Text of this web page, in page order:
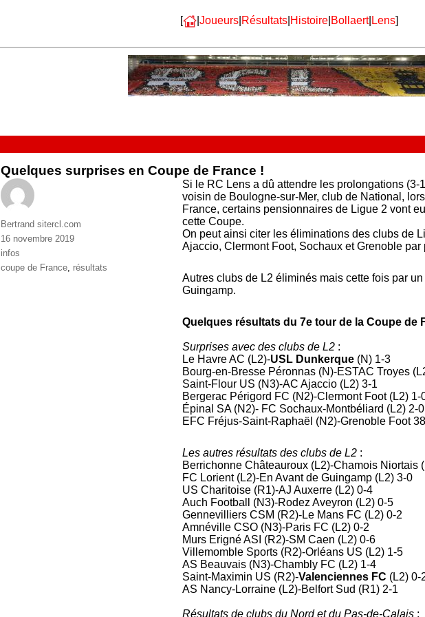
[ | Joueurs| Résultats| Histoire| Bollaert| Lens]
Quelques surprises en Coupe de France !
Si le RC Lens a dû attendre les prolongations (3-
voisin de Boulogne-sur-Mer, club de National,
France, certains pensionnaires de Ligue 2 vont
cette Coupe.
On peut ainsi citer les éliminations des clubs de
Ajaccio, Clermont Foot, Sochaux et Grenoble par
Autres clubs de L2 éliminés mais cette fois par
Guingamp.
Quelques résultats du 7e tour de la Coupe de
Surprises avec des clubs de L2 :
Le Havre AC (L2)-USL Dunkerque (N) 1-3
Bourg-en-Bresse Péronnas (N)-ESTAC Troyes
Saint-Flour US (N3)-AC Ajaccio (L2) 3-1
Bergerac Périgord FC (N2)-Clermont Foot (L2) 1-
Épinal SA (N2)- FC Sochaux-Montbéliard (L2) 2-0
EFC Fréjus-Saint-Raphaël (N2)-Grenoble Foot
Les autres résultats des clubs de L2 :
Berrichonne Châteauroux (L2)-Chamois Niortais
FC Lorient (L2)-En Avant de Guingamp (L2) 3-0
US Charitoise (R1)-AJ Auxerre (L2) 0-4
Auch Football (N3)-Rodez Aveyron (L2) 0-5
Gennevilliers CSM (R2)-Le Mans FC (L2) 0-2
Amnéville CSO (N3)-Paris FC (L2) 0-2
Murs Erigné ASI (R2)-SM Caen (L2) 0-6
Villemomble Sports (R2)-Orléans US (L2) 1-5
AS Beauvais (N3)-Chambly FC (L2) 1-4
Saint-Maximin US (R2)-Valenciennes FC (L2) 0-
AS Nancy-Lorraine (L2)-Belfort Sud (R1) 2-1
Résultats de clubs du Nord et du Pas-de-Calais :
Auteur
Bertrand sitercl.com
Publié
le
16 novembre 2019
Catégories
infos
Étiquettes
coupe de France, résultats